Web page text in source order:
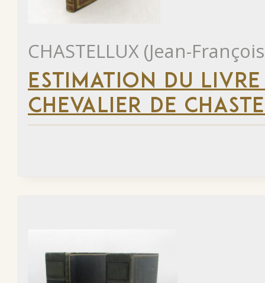
CHASTELLUX (Jean-
ESTIMATION DU
CHEVALIER DE